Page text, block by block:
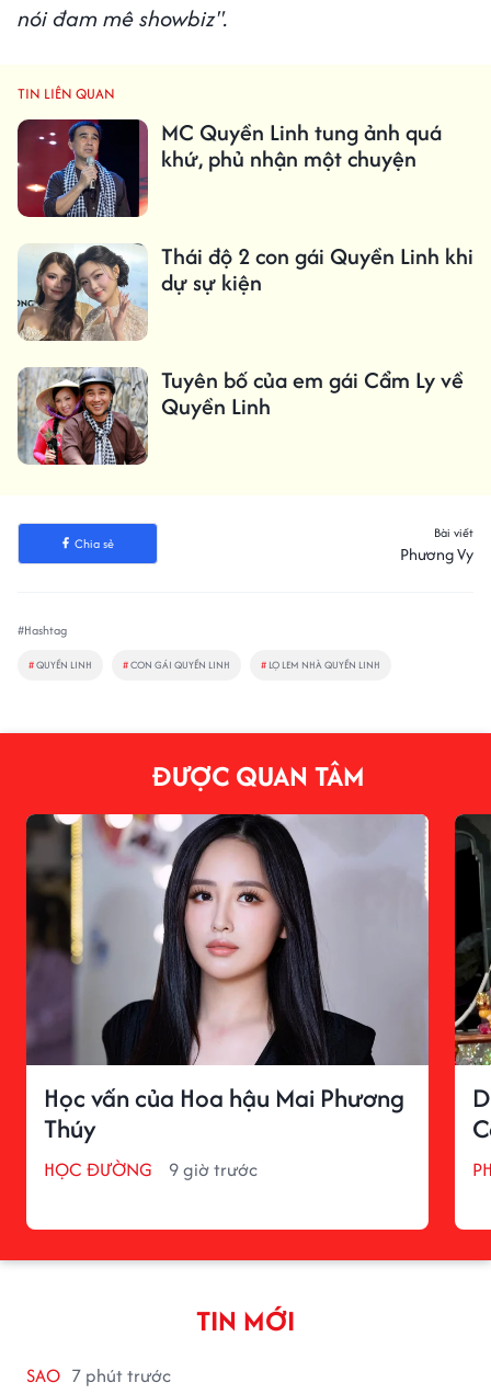
nói đam mê showbiz".
TIN LIÊN QUAN
MC Quyền Linh tung ảnh quá
khứ, phủ nhận một chuyện
Thái độ 2 con gái Quyền Linh khi
dự sự kiện
Tuyên bố của em gái Cẩm Ly về
Quyền Linh
Chia sẻ
Bài viết
Phương Vy
#Hashtag
#QUYỀN LINH #CON GÁI QUYỀN LINH # LỌ LEM NHÀ QUYỀN LINH
ĐƯỢC QUAN TÂM
Học vấn của Hoa hậu Mai Phương
Thúy
HỌC ĐƯỜNG 9 giờ trước
TIN MỚI
SAO 7 phút trước